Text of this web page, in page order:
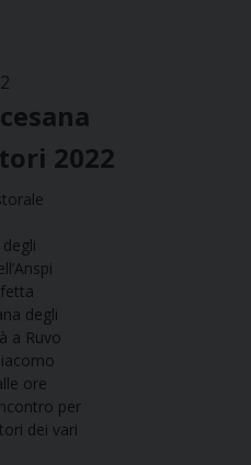
2022
degli
a Ruvo
ore
per
dei vari